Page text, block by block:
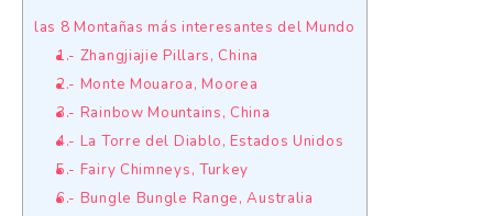
las 8 Montañas más interesantes del Mundo
1.- Zhangjiajie Pillars, China
2.- Monte Mouaroa, Moorea
3.- Rainbow Mountains, China
4.- La Torre del Diablo, Estados Unidos
5.- Fairy Chimneys, Turkey
6.- Bungle Bungle Range, Australia